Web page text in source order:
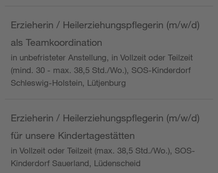
Erzieherin / Heilerziehungspflegerin (m/w/d)
als Teamkoordination
in unbefristeter Anstellung, in Vollzeit oder Teilzeit
(mind. 30 - max. 38,5 Std./Wo.), SOS-Kinderdorf
Schleswig-Holstein, Lütjenburg
Erzieherin / Heilerziehungspflegerin (m/w/d)
für unsere Kindertagestätten
in Vollzeit oder Teilzeit (max. 38,5 Std./Wo.), SOS-
Kinderdorf Sauerland, Lüdenscheid